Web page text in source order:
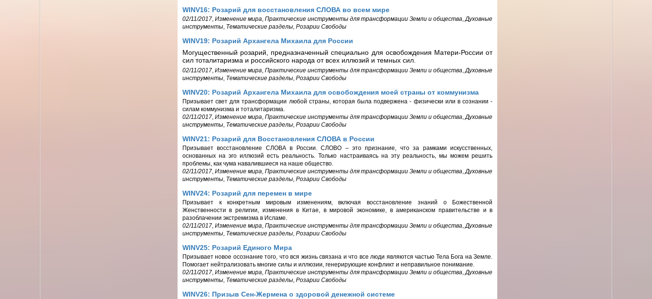
WINV16: Розарий для восстановления СЛОВА во всем мире
02/11/2017, Изменение мира, Практические инструменты для трансформации Земли и общества,Духовные
инструменты, Тематические разделы, Розарии Свободы
WINV19: Розарий Архангела Михаила для России
Могущественный розарий, предназначенный специально для освобождения Матери-России от
сил тоталитаризма и российского народа от всех иллюзий и темных сил.
02/11/2017, Изменение мира, Практические инструменты для трансформации Земли и общества,Духовные
инструменты, Тематические разделы, Розарии Свободы
WINV20: Розарий Архангела Михаила для освобождения моей страны от коммунизма
Призывает свет для трансформации любой страны, которая была подвержена - физически или в сознании -
силам коммунизма и тоталитаризма.
02/11/2017, Изменение мира, Практические инструменты для трансформации Земли и общества,Духовные
инструменты, Тематические разделы, Розарии Свободы
WINV21: Розарий для Восстановления СЛОВА в России
Призывает восстановление СЛОВА в России. СЛОВО – это признание, что за рамками искусственных,
основанных на эго иллюзий есть реальность. Только настраиваясь на эту реальность, мы можем решить
проблемы, как чума навалившиеся на наше общество.
02/11/2017, Изменение мира, Практические инструменты для трансформации Земли и общества,Духовные
инструменты, Тематические разделы, Розарии Свободы
WINV24: Розарий для перемен в мире
Призывает к конкретным мировым изменениям, включая восстановление знаний о Божественной
Женственности в религии, изменения в Китае, в мировой экономике, в американском правительстве и в
разоблачении экстремизма в Исламе.
02/11/2017, Изменение мира, Практические инструменты для трансформации Земли и общества,Духовные
инструменты, Тематические разделы, Розарии Свободы
WINV25: Розарий Единого Мира
Призывает новое осознание того, что вся жизнь связана и что все люди являются частью Тела Бога на Земле.
Помогает нейтрализовать многие силы и иллюзии, генерирующие конфликт и неправильное понимание.
02/11/2017, Изменение мира, Практические инструменты для трансформации Земли и общества,Духовные
инструменты, Тематические разделы, Розарии Свободы
WINV26: Призыв Сен-Жермена о здоровой денежной системе